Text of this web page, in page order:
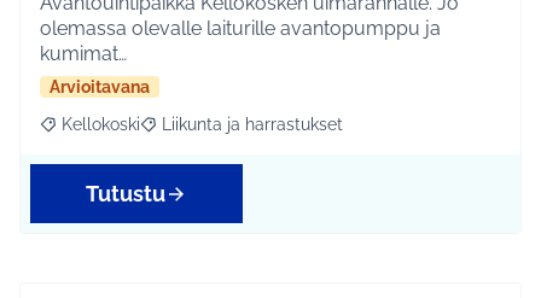
olemassa olevalle laiturille avantopumppu ja
kumimat…
Arvioitavana
Rajaa tulokset aihepiirin mukaan: Kellokoski
Kellokoski Rajaa tulokset teeman mukaan: Liikunta ja
Liikunta ja harrastukset
Tutustu